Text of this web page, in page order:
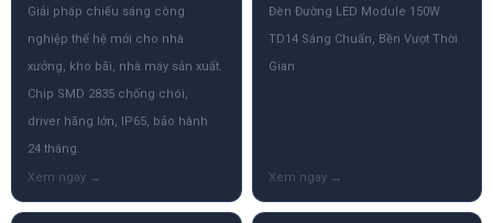
Giải pháp chiếu sáng công
nghiệp thế hệ mới cho nhà
xưởng, kho bãi, nhà máy sản xuất.
Chip SMD 2835 chống chói,
driver hãng lớn, IP65, bảo hành
24 tháng.
Đèn Đường LED Module 150W
TD14 Sáng Chuẩn, Bền Vượt Thời
Gian